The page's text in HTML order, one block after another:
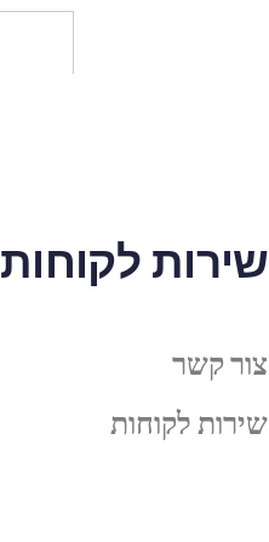
שירות לקוחות
צור קשר
שירות לקוחות